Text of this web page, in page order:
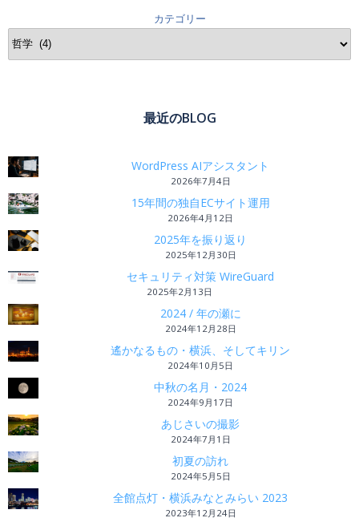
カテゴリー
最近のBLOG
WordPress AIアシスタント
2026年7月4日
15年間の独自ECサイト運用
2026年4月12日
2025年を振り返り
2025年12月30日
セキュリティ対策 WireGuard
2025年2月13日
2024 / 年の瀬に
2024年12月28日
遙かなるもの・横浜、そしてキリン
2024年10月5日
中秋の名月・2024
2024年9月17日
あじさいの撮影
2024年7月1日
初夏の訪れ
2024年5月5日
全館点灯・横浜みなとみらい 2023
2023年12月24日